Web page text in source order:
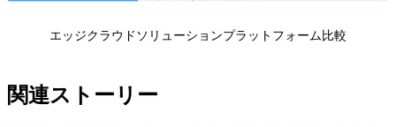
エッジクラウドソリューションプラットフォーム比較
関連ストーリー